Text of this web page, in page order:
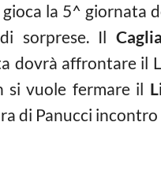
la 5^ giornata
sorprese. Il
dovrà affrontare il
si vuole fermare il
di Panucci